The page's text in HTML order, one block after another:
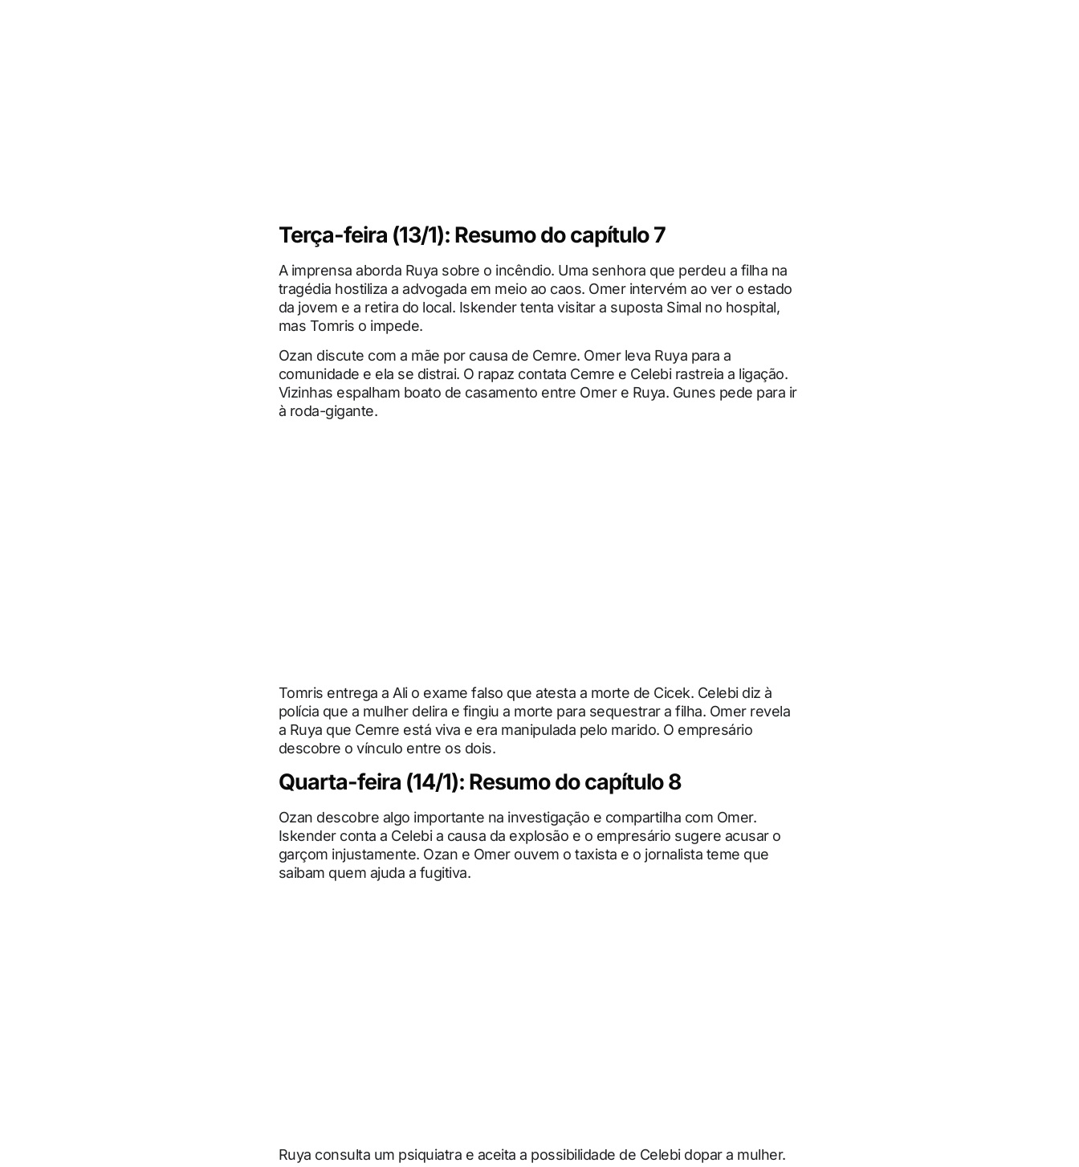
Terça-feira (13/1): Resumo do capítulo 7
A imprensa aborda Ruya sobre o incêndio. Uma senhora que perdeu a filha na
tragédia hostiliza a advogada em meio ao caos. Omer intervém ao ver o estado
da jovem e a retira do local. Iskender tenta visitar a suposta Simal no hospital,
mas Tomris o impede.
Ozan discute com a mãe por causa de Cemre. Omer leva Ruya para a
comunidade e ela se distrai. O rapaz contata Cemre e Celebi rastreia a ligação.
Vizinhas espalham boato de casamento entre Omer e Ruya. Gunes pede para ir
à roda-gigante.
Tomris entrega a Ali o exame falso que atesta a morte de Cicek. Celebi diz à
polícia que a mulher delira e fingiu a morte para sequestrar a filha. Omer revela
a Ruya que Cemre está viva e era manipulada pelo marido. O empresário
descobre o vínculo entre os dois.
Quarta-feira (14/1): Resumo do capítulo 8
Ozan descobre algo importante na investigação e compartilha com Omer.
Iskender conta a Celebi a causa da explosão e o empresário sugere acusar o
garçom injustamente. Ozan e Omer ouvem o taxista e o jornalista teme que
saibam quem ajuda a fugitiva.
Ruya consulta um psiquiatra e aceita a possibilidade de Celebi dopar a mulher.